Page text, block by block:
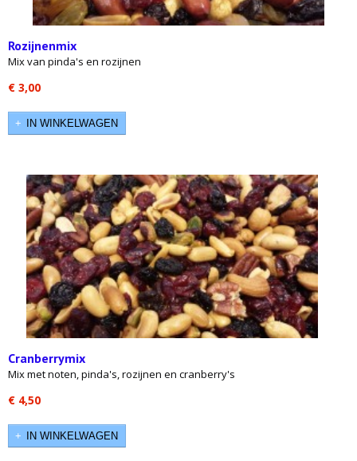
Rozijnenmix
Mix van pinda's en rozijnen
€ 3,00
IN WINKELWAGEN
Cranberrymix
Mix met noten, pinda's, rozijnen en cranberry's
€ 4,50
IN WINKELWAGEN